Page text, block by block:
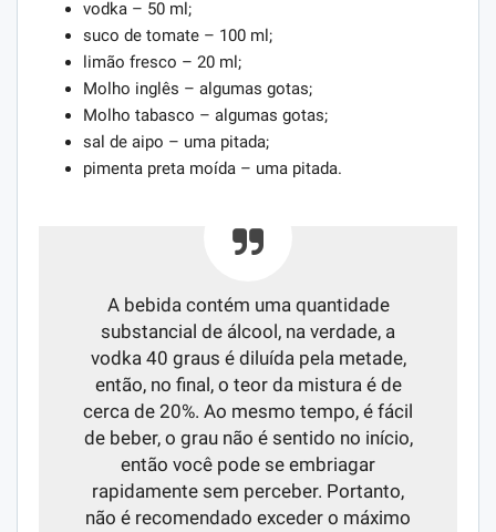
vodka – 50 ml;
suco de tomate – 100 ml;
limão fresco – 20 ml;
Molho inglês – algumas gotas;
Molho tabasco – algumas gotas;
sal de aipo – uma pitada;
pimenta preta moída – uma pitada.
A bebida contém uma quantidade
substancial de álcool, na verdade, a
vodka 40 graus é diluída pela metade,
então, no final, o teor da mistura é de
cerca de 20%. Ao mesmo tempo, é fácil
de beber, o grau não é sentido no início,
então você pode se embriagar
rapidamente sem perceber. Portanto,
não é recomendado exceder o máximo